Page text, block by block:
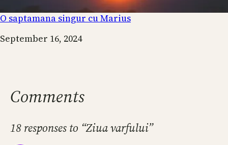
O saptamana singur cu Marius
Date
September 16, 2024
Comments
18 responses to “Ziua varfului”